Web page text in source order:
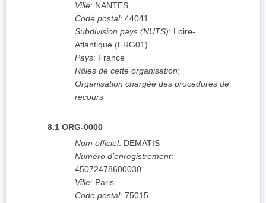
Ville: NANTES
Code postal: 44041
Subdivision pays (NUTS): Loire-
Atlantique (FRG01)
Pays: France
Rôles de cette organisation:
Organisation chargée des procédures de
recours
8.1 ORG-0000
Nom officiel: DEMATIS
Numéro d'enregistrement:
45072478600030
Ville: Paris
Code postal: 75015